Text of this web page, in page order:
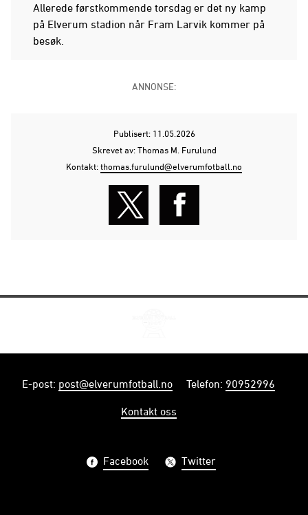
Allerede førstkommende torsdag er det ny kamp
på Elverum stadion når Fram Larvik kommer på
besøk.
ANNONSE:
Publisert: 11.05.2026
Skrevet av: Thomas M. Furulund
Kontakt:thomas.furulund@elverumfotball.no
E-post: post@elverumfotball.no Telefon: 90952996
Kontakt oss
Facebook Twitter